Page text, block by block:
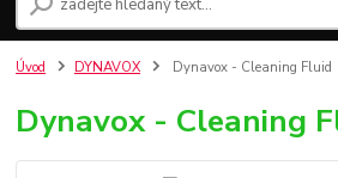
Úvod DYNAVOX Dynavox - Cleaning Fluid
Dynavox - Cleaning